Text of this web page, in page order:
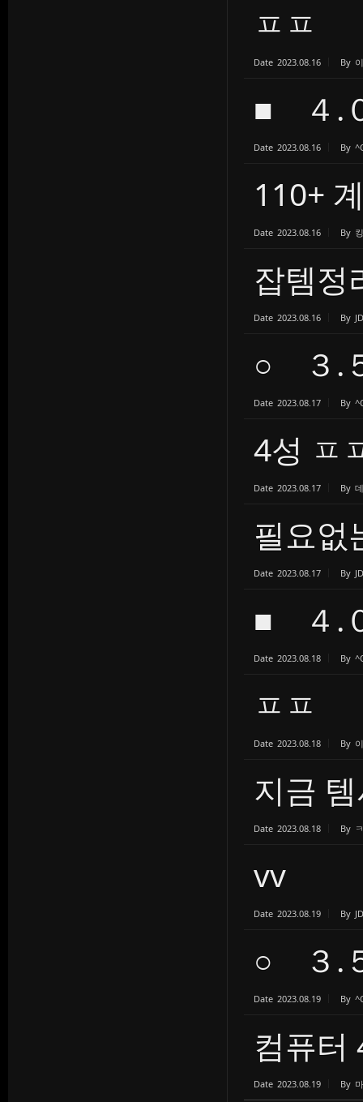
ㅍㅍ
Date 2023.08.16 By
■ ４.
Date 2023.08.16 By
110+
Date 2023.08.16 By
잡템정
Date 2023.08.16 By JD
○ ３.
Date 2023.08.17 By
4성 ㅍ
Date 2023.08.17 By
필요없
Date 2023.08.17 By JD
■ ４.
Date 2023.08.18 By
ㅍㅍ
Date 2023.08.18 By
지금
Date 2023.08.18 By
vv
Date 2023.08.19 By JD
○ ３.
Date 2023.08.19 By
컴퓨터
Date 2023.08.19 By